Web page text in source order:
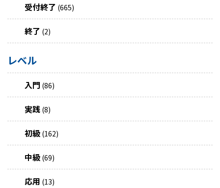
受付終了 (665)
終了 (2)
レベル
入門 (86)
実践 (8)
初級 (162)
中級 (69)
応用 (13)